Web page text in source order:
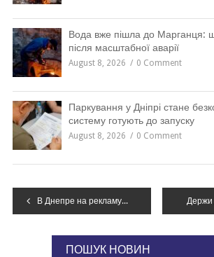
Вода вже пішла до Марганця:
після масштабної аварії
August 8, 2026 0 Comment
Паркування у Дніпрі стане
систему готують до запуску
August 8, 2026 0 Comment
Навігація
В Днепре на рекламу телестудии “ДніпроTV” потратят почти миллион гривен
ПОШУК НОВИН